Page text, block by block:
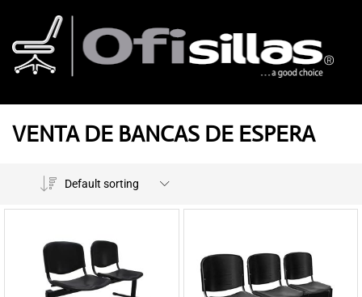
VENTA DE BANCAS DE ESPERA
Default sorting